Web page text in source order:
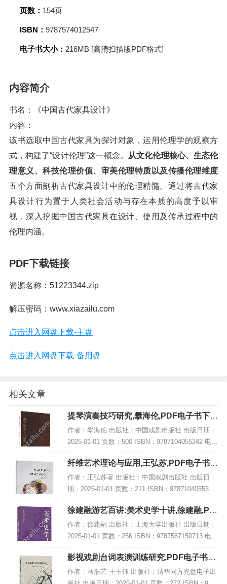
页数： 154页
ISBN： 9787574012547
电子书大小： 216MB [高清扫描版PDF格式]
内容简介
书名：《中国古代家具设计》
内容：
该书选取中国古代家具为探讨对象，运用伦理学的观察方
式，构建了“设计伦理”这一概念。
从文化伦理核心、生态伦
理意义、科技伦理价值、审美伦理特质以及传播伦理维度
五个方面剖析古代家具设计中的伦理精髓。通过将古代家
具设计行为置于人类社会活动与存在本质的高度予以审
视，深入挖掘中国古代家具在设计、使用及传承过程中的
伦理内涵。
PDF下载链接
资源名称：51223344.zip
解压密码：www.xiazailu.com
点击进入网盘下载-主盘
点击进入网盘下载-备用盘
相关文章
提琴演奏技巧研究,攀海伦,PDF电子书下
载,网盘资源
作者：攀海伦 出版社：中国戏剧出版社 出版日期：
2025-01-01 页数：500 ISBN：9787104055242 电子
书大小：178MB [高清扫描版PDF格式] 内容简介 弦
乐演奏...
纤维艺术理论与应用,王弘苏,PDF电子书下
载,网盘资源
作者：王弘苏著 出版社：中国戏剧出版社 出版日
期：2025-01-01 页数：211 ISBN：9787104055334
电子书大小：244MB [高清扫描版PDF格式] 内容简
介 该书结...
徐建融游艺百讲:美术史学十讲,徐建融,PD
F电子书网盘下载
作者：徐建融 出版社：上海大学出版社 出版日期：
2025-01-01 页数：256 ISBN：9787567150713 电子
书大小：217MB [高清扫描版PDF格式] 内容简介 在
《徐建...
影视戏剧台词表演训练研究,PDF电子书下
载,网盘资源
作者：马浩艺 王玉钰 出版社：清华同方光盘电子出